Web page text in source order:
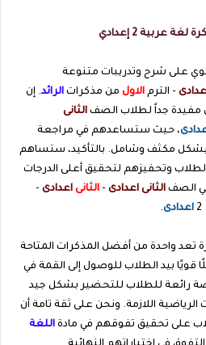
عربية 2 إعدادي
على شرح وتدريبات متنوعة
- الترمالاولمن مذكراتالرائد. إن
مفيدة جداً لطلاب الصفالثانى
، حيث ستساعدهم في مراجعة
مكثف وشامل. بالتأكيد، ستساهم
وتحفيزهم لتحقيق أعلى الدرجات
الصفالثانى اعدادى-الثانىاعدادى-
2 اعدادى.
تعد واحدة من أفضل المذكرات المتاحة
قويًا بيد الطلاب للوصول إلى القمة في
رائعة للطلاب للتحضير بشكل جيد
اللازمة. ونحن على ثقة تامة أن
على تحقيق تفوقهم في مادةاللغة